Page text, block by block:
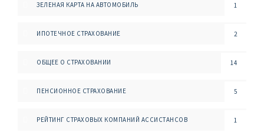
ЗЕЛЕНАЯ КАРТА НА АВТОМОБИЛЬ 1
ИПОТЕЧНОЕ СТРАХОВАНИЕ 2
ОБЩЕЕ О СТРАХОВАНИИ 14
ПЕНСИОННОЕ СТРАХОВАНИЕ 5
РЕЙТИНГ СТРАХОВЫХ КОМПАНИЙ АССИСТАНСОВ 1